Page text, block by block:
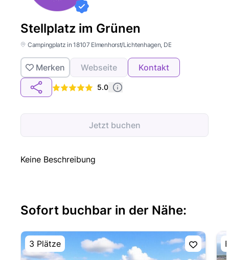
Stellplatz im Grünen
Campingplatz in 18107 Elmenhorst/Lichtenhagen, DE
Merken Webseite Kontakt
5.0
Jetzt buchen
Keine Beschreibung
Sofort buchbar in der Nähe:
3 Plätze